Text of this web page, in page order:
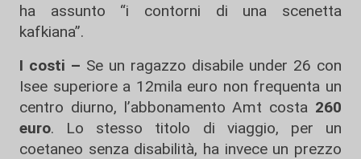
ha assunto “i contorni di una scenetta
kafkiana”.
I costi – Se un ragazzo disabile under 26 con
Isee superiore a 12mila euro non frequenta un
centro diurno, l’abbonamento Amt costa 260
euro. Lo stesso titolo di viaggio, per un
coetaneo senza disabilità, ha invece un prezzo